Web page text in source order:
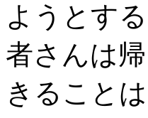
ようとす
者さんは
きること